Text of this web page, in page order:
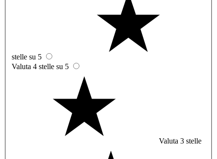
stelle su 5
Valuta 4 stelle su 5
Valuta 3 stelle